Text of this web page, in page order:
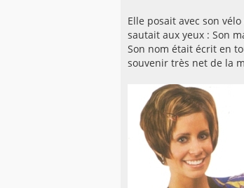
Elle posait avec son
sautait aux yeux : Son
Son nom était écrit en
souvenir très net de la